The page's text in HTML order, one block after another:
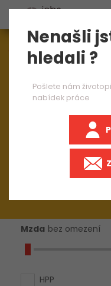
Aktuálně1545
Mzda bez omezení
HPP
Nenašli
hledali ?
Pošlete nám
nabídek práce